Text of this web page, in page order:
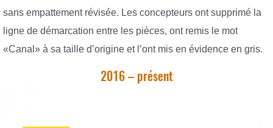
sans empattement révisée. Les concepteurs ont supprimé la
ligne de démarcation entre les pièces, ont remis le mot
«Canal» à sa taille d’origine et l’ont mis en évidence en gris.
2016 – présent